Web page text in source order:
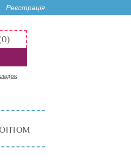
Реєстрація